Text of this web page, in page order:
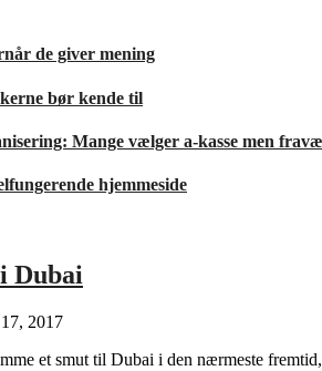
de giver mening
bør kende til
Mange vælger a-kasse men
hjemmeside
Dubai
2017
et smut til Dubai i den nærmeste